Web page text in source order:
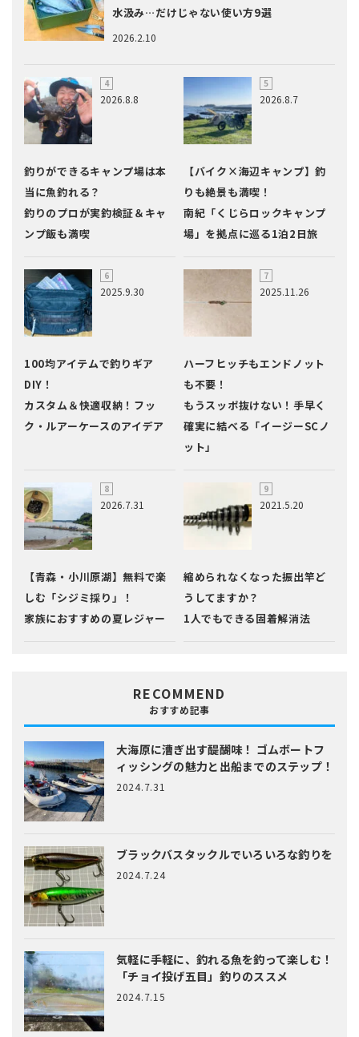
2026.2.10
水汲み…だけじゃない使い方9選
2026.8.8
釣りができるキャンプ場は本
当に魚釣れる？
釣りのプロが実釣検証＆キャ
ンプ飯も満喫
2026.8.7
【バイク×海辺キャンプ】釣
りも絶景も満喫！
南紀「くじらロックキャンプ
場」を拠点に巡る1泊2日旅
2025.9.30
100均アイテムで釣りギア
DIY！
カスタム＆快適収納！フッ
ク・ルアーケースのアイデア
2025.11.26
ハーフヒッチもエンドノット
も不要！
もうスッポ抜けない！手早く
確実に結べる「イージーSCノ
ット」
2026.7.31
【青森・小川原湖】無料で楽
しむ「シジミ採り」！
家族におすすめの夏レジャー
2021.5.20
縮められなくなった振出竿ど
うしてますか？
1人でもできる固着解消法
RECOMMEND
おすすめ記事
大海原に漕ぎ出す醍醐味！ ゴムボートフ
ィッシングの魅力と出船までのステップ！
2024.7.31
ブラックバスタックルでいろいろな釣りを
2024.7.24
気軽に手軽に、釣れる魚を釣って楽しむ！
「チョイ投げ五目」釣りのススメ
2024.7.15